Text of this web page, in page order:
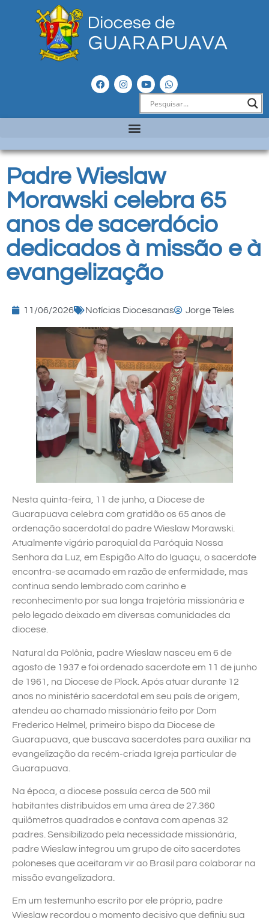
Padre Wieslaw
Morawski celebra 65
anos de sacerdócio
dedicados à missão e à
evangelização
11/06/2026 Notícias Diocesanas Jorge Teles
Nesta quinta-feira, 11 de junho, a Diocese de
Guarapuava celebra com gratidão os 65 anos de
ordenação sacerdotal do padre Wieslaw Morawski.
Atualmente vigário paroquial da Paróquia Nossa
Senhora da Luz, em Espigão Alto do Iguaçu, o sacerdote
encontra-se acamado em razão de enfermidade, mas
continua sendo lembrado com carinho e
reconhecimento por sua longa trajetória missionária e
pelo legado deixado em diversas comunidades da
diocese.
Natural da Polônia, padre Wieslaw nasceu em 6 de
agosto de 1937 e foi ordenado sacerdote em 11 de junho
de 1961, na Diocese de Plock. Após atuar durante 12
anos no ministério sacerdotal em seu país de origem,
atendeu ao chamado missionário feito por Dom
Frederico Helmel, primeiro bispo da Diocese de
Guarapuava, que buscava sacerdotes para auxiliar na
evangelização da recém-criada Igreja particular de
Guarapuava.
Na época, a diocese possuía cerca de 500 mil
habitantes distribuídos em uma área de 27.360
quilômetros quadrados e contava com apenas 32
padres. Sensibilizado pela necessidade missionária,
padre Wieslaw integrou um grupo de oito sacerdotes
poloneses que aceitaram vir ao Brasil para colaborar na
missão evangelizadora.
Em um testemunho escrito por ele próprio, padre
Wieslaw recordou o momento decisivo que definiu sua